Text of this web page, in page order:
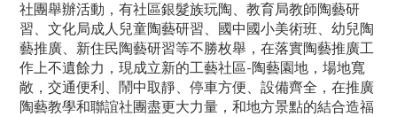
社團舉辦活動，有社區銀髮族玩陶、教育局教師陶藝研
習、文化局成人兒童陶藝研習、國中國小美術班、幼兒陶
藝推廣、新住民陶藝研習等不勝枚舉，在落實陶藝推廣工
作上不遺餘力，現成立新的工藝社區-陶藝園地，場地寬
敞，交通便利、鬧中取靜、停車方便、設備齊全，在推廣
陶藝教學和聯誼社團盡更大力量，和地方景點的結合造福